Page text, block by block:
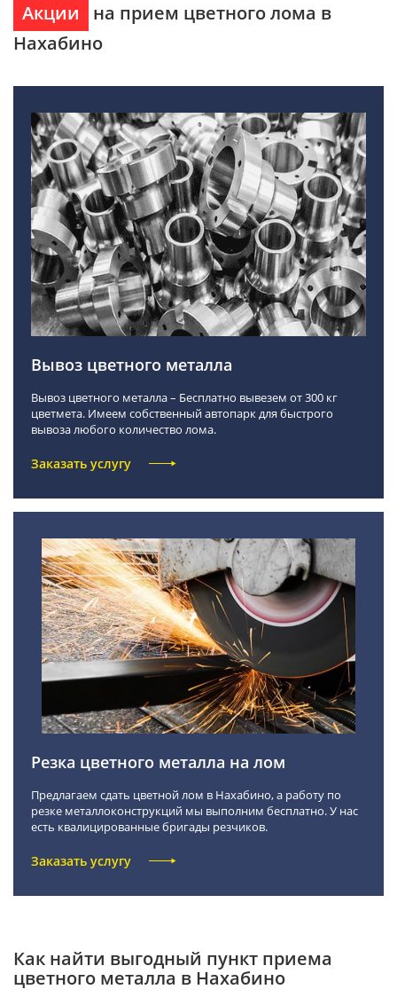
Акции
на прием цветного лома в
Нахабино
Вывоз цветного металла
Вывоз цветного металла – Бесплатно вывезем от 300 кг
цветмета. Имеем собственный автопарк для быстрого
вывоза любого количество лома.
Заказать услугу
Резка цветного металла на лом
Предлагаем сдать цветной лом в Нахабино, а работу по
резке металлоконструкций мы выполним бесплатно. У нас
есть квалицированные бригады резчиков.
Заказать услугу
Как найти выгодный пункт приема
цветного металла в Нахабино